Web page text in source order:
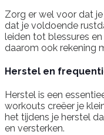
Zorg er wel voor dat
dat je voldoende
leiden tot blessures
daarom ook rekening
Herstel en
Herstel is een
workouts creëer je
het tijdens je herstel
en versterken.